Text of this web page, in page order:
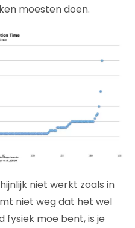
moesten doen.
niet werkt zoals in
niet weg dat het wel
fysiek moe bent, is je